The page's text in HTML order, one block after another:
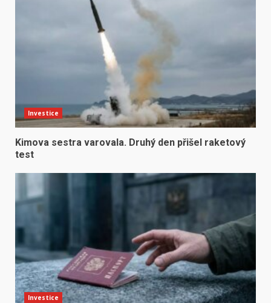
Investice
Kimova sestra varovala. Druhý den přišel raketový
test
Investice